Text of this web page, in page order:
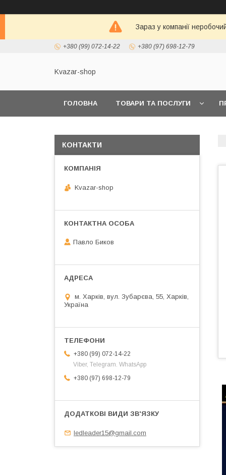
Зараз у компанії
+380 (99) 072-14-22 +380 (97) 698-12-79
Kvazar-shop
ГОЛОВНА ТОВАРИ ТА ПОСЛУГИ
КОНТАКТИ
Kvazar-shop
Павло Биков
м. Харків, вул. Зубарєва, 55, Харків,
Україна
+380 (99) 072-14-22
Viber, Telegram. WhatsApp
+380 (97) 698-12-79
ledleader15@gmail.com